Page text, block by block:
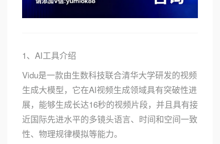
1、AI工具介绍
Vidu是一款由生数科技联合清华大学研发的视频
生成大模型，它在AI视频生成领域具有突破性进
展，能够生成长达16秒的视频片段，并且具有接
近国际先进水平的多镜头语言、时间和空间一致
性、物理规律模拟等能力。